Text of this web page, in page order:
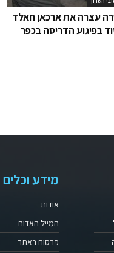
עצרה את ארכאן חאלד
בפיגוע הדריסה בכפר
מידע וכלים
אודות
המייל האדום
פרסום באתר